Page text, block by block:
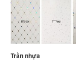
Trần nhựa